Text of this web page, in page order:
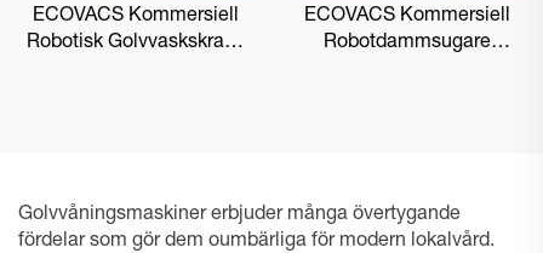
ECOVACS Kommersiell
Robotisk Golvvaskskrapa
ECOVACS Kommersiell
Robotdammsugare
Golvvåningsmaskiner erbjuder många övertygande
fördelar som gör dem oumbärliga för modern lokalvård.